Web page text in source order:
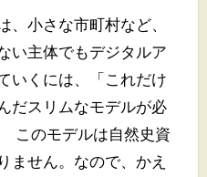
、小さな市町村など、
い主体でもデジタルア
いくには、「これだけ
だスリムなモデルが必
このモデルは自然史資
ません。なので、かえ